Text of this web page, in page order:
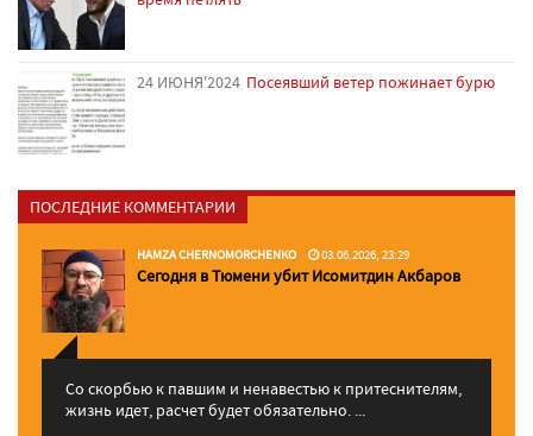
24 ИЮНЯ'2024 Посеявший ветер пожинает бурю
ПОСЛЕДНИЕ КОММЕНТАРИИ
HAMZA CHERNOMORCHENKO 03.06.2026, 23:29
Сегодня в Тюмени убит Исомитдин Акбаров
Со скорбью к павшим и ненавестью к притеснителям,
жизнь идет, расчет будет обязательно. ...